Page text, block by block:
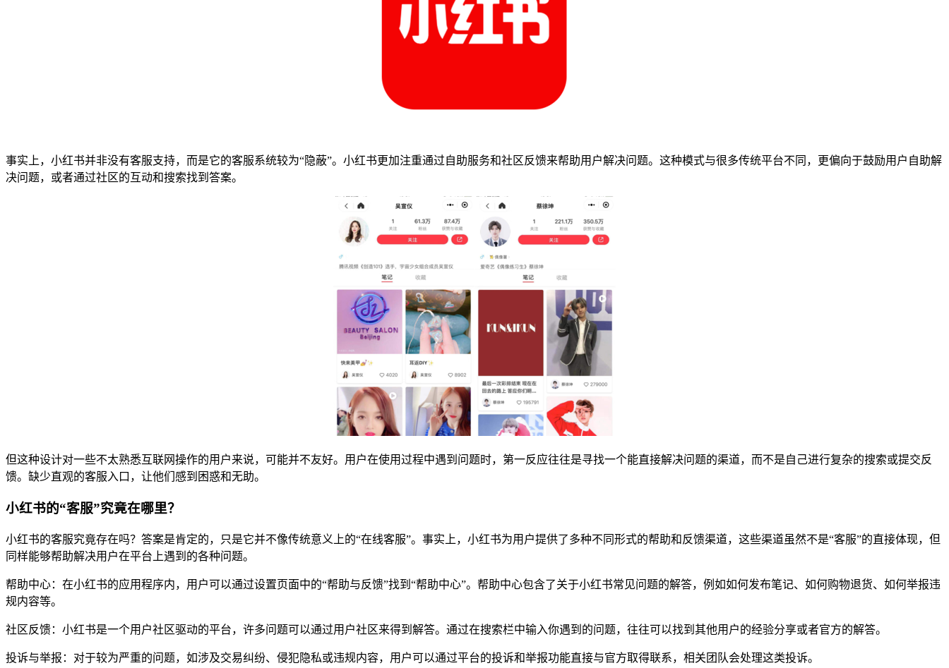
事实上，小红书并非没有客服支持，而是它的客服系统较为“隐蔽”。小红书更加注重通过自助服务和社区反馈来帮助用户解决问题。这种模式与很多传统平台不同，更偏向于鼓励用户自助解
决问题，或者通过社区的互动和搜索找到答案。
但这种设计对一些不太熟悉互联网操作的用户来说，可能并不友好。用户在使用过程中遇到问题时，第一反应往往是寻找一个能直接解决问题的渠道，而不是自己进行复杂的搜索或提交反
馈。缺少直观的客服入口，让他们感到困惑和无助。
小红书的“客服”究竟在哪里？
小红书的客服究竟存在吗？答案是肯定的，只是它并不像传统意义上的“在线客服”。事实上，小红书为用户提供了多种不同形式的帮助和反馈渠道，这些渠道虽然不是“客服”的直接体现，但
同样能够帮助解决用户在平台上遇到的各种问题。
帮助中心：在小红书的应用程序内，用户可以通过设置页面中的“帮助与反馈”找到“帮助中心”。帮助中心包含了关于小红书常见问题的解答，例如如何发布笔记、如何购物退货、如何举报违
规内容等。
社区反馈：小红书是一个用户社区驱动的平台，许多问题可以通过用户社区来得到解答。通过在搜索栏中输入你遇到的问题，往往可以找到其他用户的经验分享或者官方的解答。
投诉与举报：对于较为严重的问题，如涉及交易纠纷、侵犯隐私或违规内容，用户可以通过平台的投诉和举报功能直接与官方取得联系，相关团队会处理这类投诉。